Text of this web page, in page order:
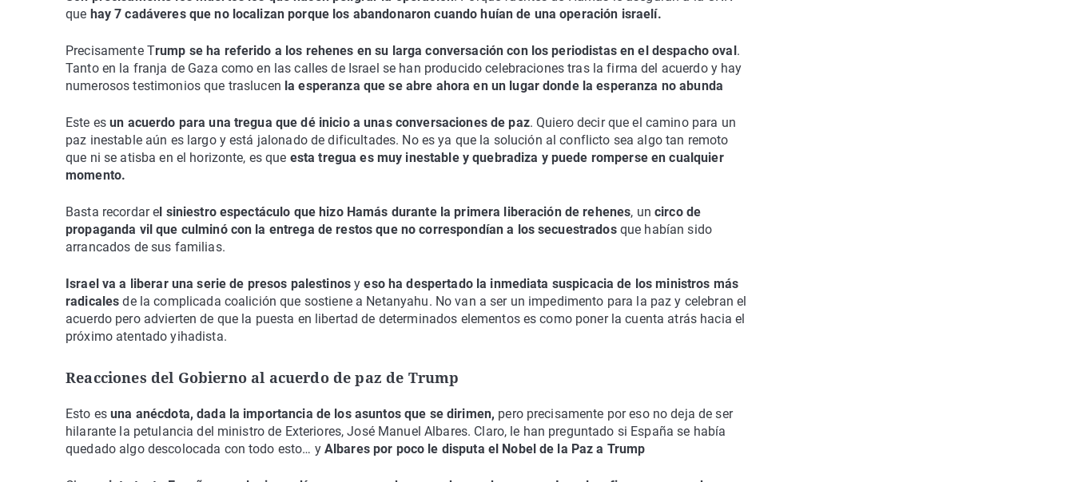
que hay 7 cadáveres que no localizan porque los abandonaron cuando huían de una operación israelí.
Precisamente Trump se ha referido a los rehenes en su larga conversación con los periodistas en el despacho oval .
Tanto en la franja de Gaza como en las calles de Israel se han producido celebraciones tras la firma del acuerdo y hay
numerosos testimonios que traslucen la esperanza que se abre ahora en un lugar donde la esperanza no abunda
Este esun acuerdo para una tregua que dé inicio a unas conversaciones de paz. Quiero decir que el camino para un
paz inestable aún es largo y está jalonado de dificultades. No es ya que la solución al conflicto sea algo tan remoto
que ni se atisba en el horizonte, es que esta tregua es muy inestable y quebradiza y puede romperse en cualquier
momento.
Basta recordar e l siniestro espectáculo que hizo Hamás durante la primera liberación de rehenes, uncirco de
propaganda vil que culminó con la entrega de restos que no correspondían a los secuestradosque habían sido
arrancados de sus familias.
Israel va a liberar una serie de presos palestinosyeso ha despertado la inmediata suspicacia de los ministros más
radicales de la complicada coalición que sostiene a Netanyahu. No van a ser un impedimento para la paz y celebran el
acuerdo pero advierten de que la puesta en libertad de determinados elementos es como poner la cuenta atrás hacia el
próximo atentado yihadista.
Reacciones del Gobierno al acuerdo de paz de Trump
Esto esuna anécdota, dada la importancia de los asuntos que se dirimen, pero precisamente por eso no deja de ser
hilarante la petulancia del ministro de Exteriores, José Manuel Albares. Claro, le han preguntado si España se había
quedado algo descolocada con todo esto… y Albares por poco le disputa el Nobel de la Paz a Trump